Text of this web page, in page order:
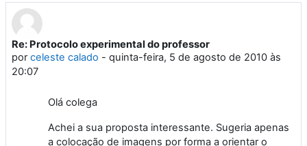
Re: Protocolo experimental do professor
porceleste calado - quinta-feira, 5 de agosto de 2010 às
20:07
Número de respostas: 0
Olá colega
Achei a sua proposta interessante. Sugeria apenas
a colocação de imagens por forma a orientar o